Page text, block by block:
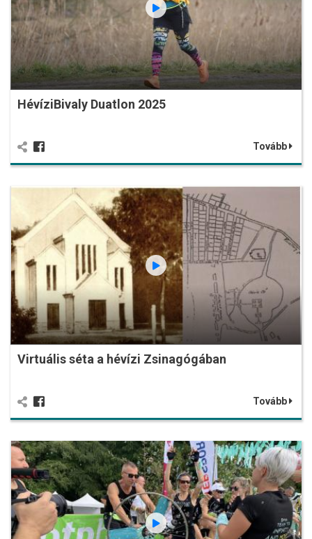
HévíziBivaly Duatlon 2025
Tovább
Virtuális séta a hévízi Zsinagógában
Tovább